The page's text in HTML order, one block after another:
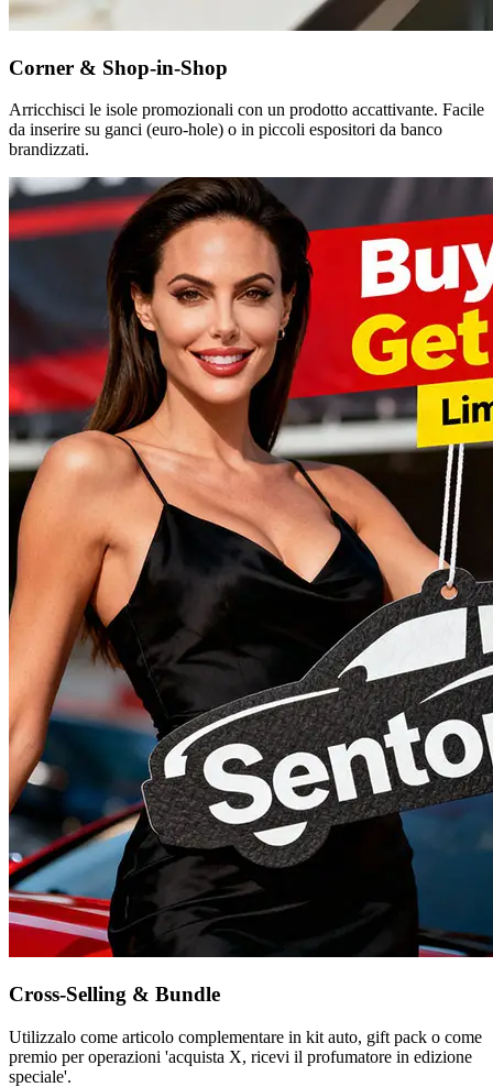
Corner & Shop-in-Shop
Arricchisci le isole promozionali con un prodotto accattivante. Facile
da inserire su ganci (euro-hole) o in piccoli espositori da banco
brandizzati.
Cross-Selling & Bundle
Utilizzalo come articolo complementare in kit auto, gift pack o come
premio per operazioni 'acquista X, ricevi il profumatore in edizione
speciale'.